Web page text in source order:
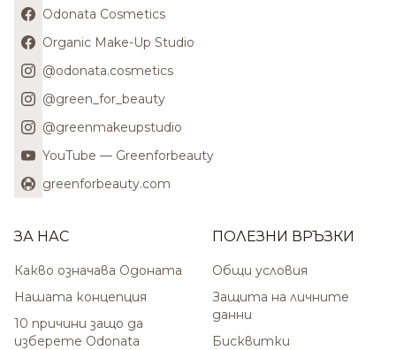
Odonata Cosmetics
Organic Make-Up Studio
@odonata.cosmetics
@green_for_beauty
@greenmakeupstudio
YouTube — Greenforbeauty
greenforbeauty.com
ЗА НАС
Какво означава Одоната
Нашата концепция
10 причини защо да
изберете Odonata
ПОЛЕЗНИ ВРЪЗКИ
Общи условия
Защита на личните
данни
Бисквитки